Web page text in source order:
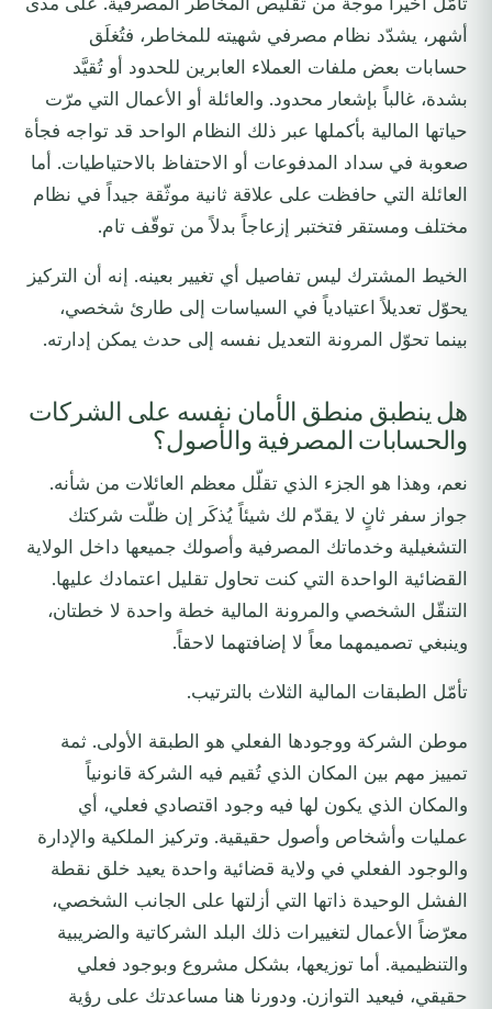
أشهر، يشدّد نظام مصرفي شهيته للمخاطر، فتُغلَق
حسابات بعض ملفات العملاء العابرين للحدود أو تُقيَّد
بشدة، غالباً بإشعار محدود. والعائلة أو الأعمال التي مرّت
حياتها المالية بأكملها عبر ذلك النظام الواحد قد تواجه فجأة
صعوبة في سداد المدفوعات أو الاحتفاظ بالاحتياطيات. أما
العائلة التي حافظت على علاقة ثانية موثّقة جيداً في نظام
مختلف ومستقر فتختبر إزعاجاً بدلاً من توقّف تام.
الخيط المشترك ليس تفاصيل أي تغيير بعينه. إنه أن التركيز
يحوّل تعديلاً اعتيادياً في السياسات إلى طارئ شخصي،
بينما تحوّل المرونة التعديل نفسه إلى حدث يمكن إدارته.
هل ينطبق منطق الأمان نفسه على الشركات
والحسابات المصرفية والأصول؟
نعم، وهذا هو الجزء الذي تقلّل معظم العائلات من شأنه.
جواز سفر ثانٍ لا يقدّم لك شيئاً يُذكَر إن ظلّت شركتك
التشغيلية وخدماتك المصرفية وأصولك جميعها داخل الولاية
القضائية الواحدة التي كنت تحاول تقليل اعتمادك عليها.
التنقّل الشخصي والمرونة المالية خطة واحدة لا خطتان،
وينبغي تصميمهما معاً لا إضافتهما لاحقاً.
تأمّل الطبقات المالية الثلاث بالترتيب.
موطن الشركة ووجودها الفعلي هو الطبقة الأولى. ثمة
تمييز مهم بين المكان الذي تُقيم فيه الشركة قانونياً
والمكان الذي يكون لها فيه وجود اقتصادي فعلي، أي
عمليات وأشخاص وأصول حقيقية. وتركيز الملكية والإدارة
والوجود الفعلي في ولاية قضائية واحدة يعيد خلق نقطة
الفشل الوحيدة ذاتها التي أزلتها على الجانب الشخصي،
معرّضاً الأعمال لتغييرات ذلك البلد الشركاتية والضريبية
والتنظيمية. أما توزيعها، بشكل مشروع وبوجود فعلي
حقيقي، فيعيد التوازن. ودورنا هنا مساعدتك على رؤية